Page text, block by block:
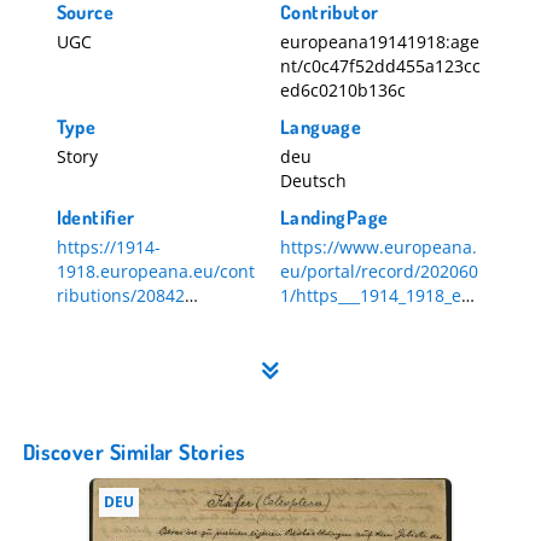
Source
UGC
Contributor
europeana19141918:age
nt/c0c47f52dd455a123cc
ed6c0210b136c
Type
Story
Language
deu
Deutsch
Identifier
https://1914-
1918.europeana.eu/cont
ributions/20842
LandingPage
https://www.europeana.
eu/portal/record/202060
1/https___1914_1918_eur
Discover Similar Stories
DEU